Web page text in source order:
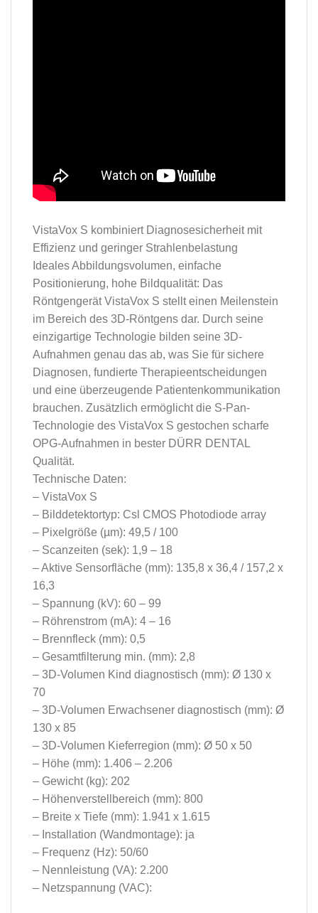
VistaVox S kombiniert Diagnosesicherheit mit
Effizienz und geringer Strahlenbelastung
Ideales Abbildungsvolumen, einfache
Positionierung, hohe Bildqualität: Das
Röntgengerät VistaVox S stellt einen Meilenstein
im Bereich des 3D-Röntgens dar. Durch seine
einzigartige Technologie bilden seine 3D-
Aufnahmen genau das ab, was Sie für sichere
Diagnosen, fundierte Therapieentscheidungen
und eine überzeugende Patientenkommunikation
brauchen. Zusätzlich ermöglicht die S-Pan-
Technologie des VistaVox S gestochen scharfe
OPG-Aufnahmen in bester DÜRR DENTAL
Qualität.
Technische Daten:
– VistaVox S
– Bilddetektortyp: Csl CMOS Photodiode array
– Pixelgröße (µm): 49,5 / 100
– Scanzeiten (sek): 1,9 – 18
– Aktive Sensorfläche (mm): 135,8 x 36,4 / 157,2 x
16,3
– Spannung (kV): 60 – 99
– Röhrenstrom (mA): 4 – 16
– Brennfleck (mm): 0,5
– Gesamtfilterung min. (mm): 2,8
– 3D-Volumen Kind diagnostisch (mm): Ø 130 x
70
– 3D-Volumen Erwachsener diagnostisch (mm): Ø
130 x 85
– 3D-Volumen Kieferregion (mm): Ø 50 x 50
– Höhe (mm): 1.406 – 2.206
– Gewicht (kg): 202
– Höhenverstellbereich (mm): 800
– Breite x Tiefe (mm): 1.941 x 1.615
– Installation (Wandmontage): ja
– Frequenz (Hz): 50/60
– Nennleistung (VA): 2.200
– Netzspannung (VAC):